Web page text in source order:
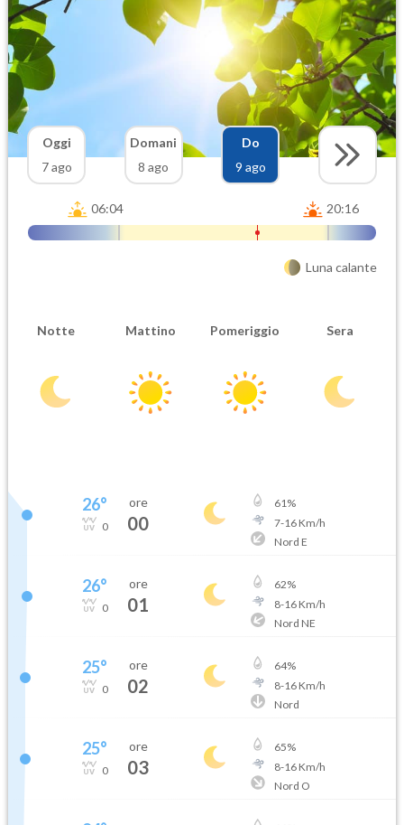
Oggi
7 ago
Domani
8 ago
Do
9 ago
06:04 20:16
Luna calante
Notte Mattino Pomeriggio Sera
26°
0
ore
00
61%
7-16Km/h
Nord E
26°
0
ore
01
62%
8-16Km/h
Nord NE
25°
0
ore
02
64%
8-16Km/h
Nord
25°
0
ore
03
65%
8-16Km/h
Nord O